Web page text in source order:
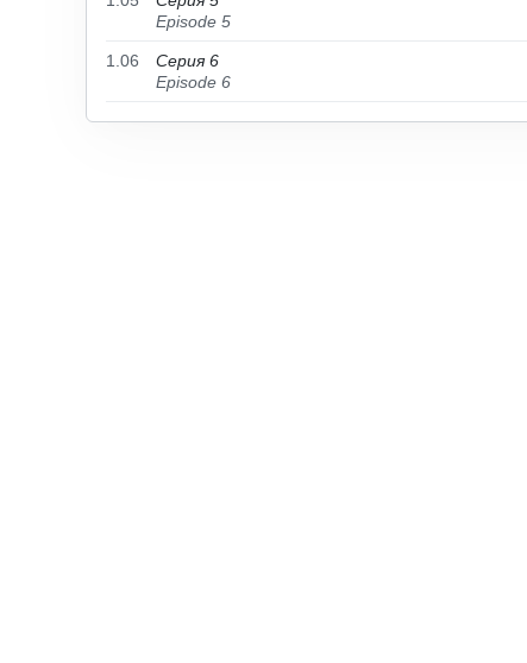
Episode 5
1.06
Серия 6
Episode 6